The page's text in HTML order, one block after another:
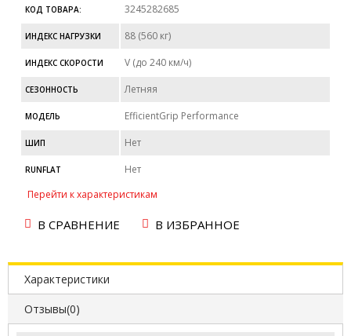
КОД ТОВАРА: 3245282685
ИНДЕКС НАГРУЗКИ 88 (560 кг)
ИНДЕКС СКОРОСТИ V (до 240 км/ч)
СЕЗОННОСТЬ Летняя
МОДЕЛЬ EfficientGrip Performance
ШИП Нет
RUNFLAT
Нет
Перейти к характеристикам
В СРАВНЕНИЕ В ИЗБРАННОЕ
Характеристики
Отзывы(0)